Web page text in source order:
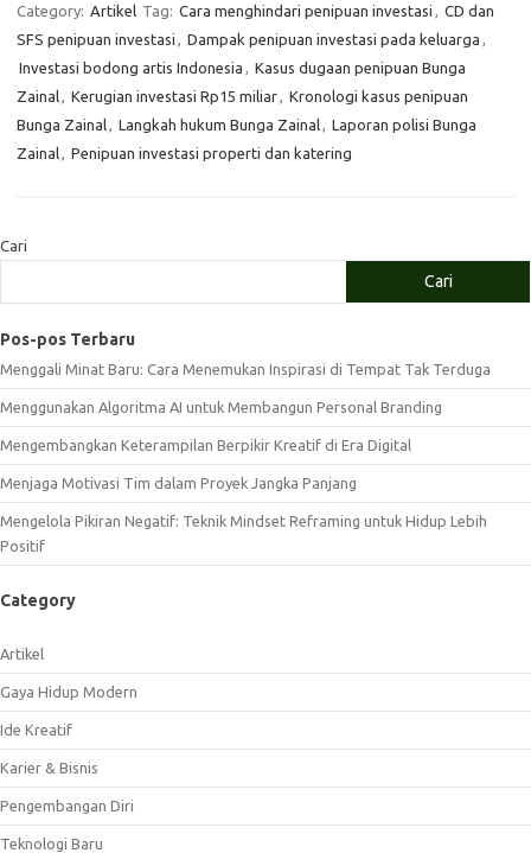
Category: Artikel Tag: Cara menghindari penipuan investasi , CD dan
SFS penipuan investasi , Dampak penipuan investasi pada keluarga ,
Investasi bodong artis Indonesia , Kasus dugaan penipuan Bunga
Zainal, Kerugian investasi Rp15 miliar, Kronologi kasus penipuan
Bunga Zainal, Langkah hukum Bunga Zainal, Laporan polisi Bunga
Zainal, Penipuan investasi properti dan katering
Cari
Cari
Pos-pos Terbaru
Menggali Minat Baru: Cara Menemukan Inspirasi di Tempat Tak Terduga
Menggunakan Algoritma AI untuk Membangun Personal Branding
Mengembangkan Keterampilan Berpikir Kreatif di Era Digital
Menjaga Motivasi Tim dalam Proyek Jangka Panjang
Mengelola Pikiran Negatif: Teknik Mindset Reframing untuk Hidup Lebih
Positif
Category
Artikel
Gaya Hidup Modern
Ide Kreatif
Karier & Bisnis
Pengembangan Diri
Teknologi Baru